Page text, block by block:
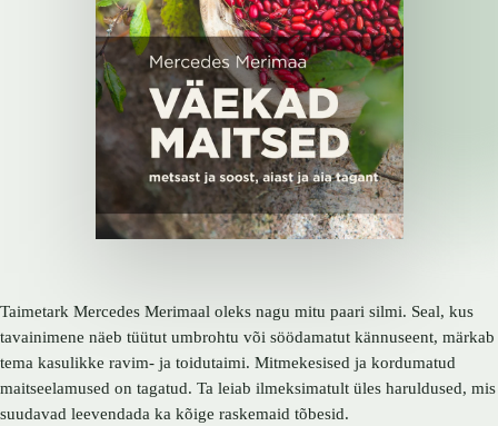
Taimetark Mercedes Merimaal oleks nagu mitu paari silmi. Seal, kus
tavainimene näeb tüütut umbrohtu või söödamatut kännuseent, märkab
tema kasulikke ravim- ja toidutaimi. Mitmekesised ja kordumatud
maitseelamused on tagatud. Ta leiab ilmeksimatult üles haruldused, mis
suudavad leevendada ka kõige raskemaid tõbesid.